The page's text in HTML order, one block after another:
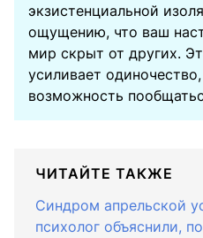
экзистенциальной
ощущению, что ваш
мир скрыт от других.
усиливает
возможность
ЧИТАЙТЕ ТАКЖЕ
Синдром апрельской
психолог объяснили,